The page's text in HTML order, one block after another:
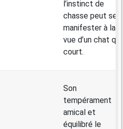
l’instinct de
chasse peut se
manifester à la
vue d’un chat qui
court.
Son
tempérament
amical et
équilibré le